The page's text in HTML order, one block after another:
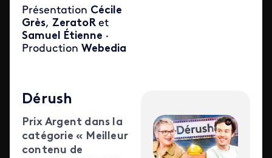
Présentation Cécile
Grès, ZeratoR et
Samuel Étienne ·
Production Webedia
Dérush
Prix Argent dans la
catégorie « Meilleur
contenu de